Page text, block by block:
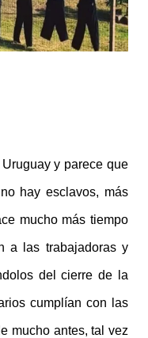
y parece que
hay esclavos, más
mucho más tiempo
a las trabajadoras y
del cierre de la
cumplían con las
mucho antes, tal vez